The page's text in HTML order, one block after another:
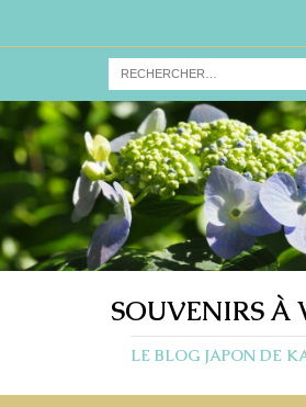
SOUVENIRS À
LE BLOG JAPON DE